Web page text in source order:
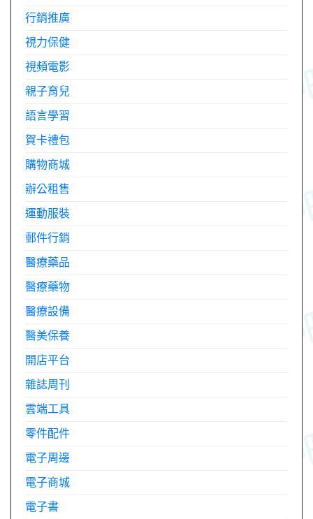
行銷推廣
視力保健
視頻電影
親子育兒
語言學習
賀卡禮包
購物商城
辦公租售
運動服裝
郵件行銷
醫療藥品
醫療藥物
醫療設備
醫美保養
開店平台
雜誌周刊
雲端工具
零件配件
電子周邊
電子商城
電子書